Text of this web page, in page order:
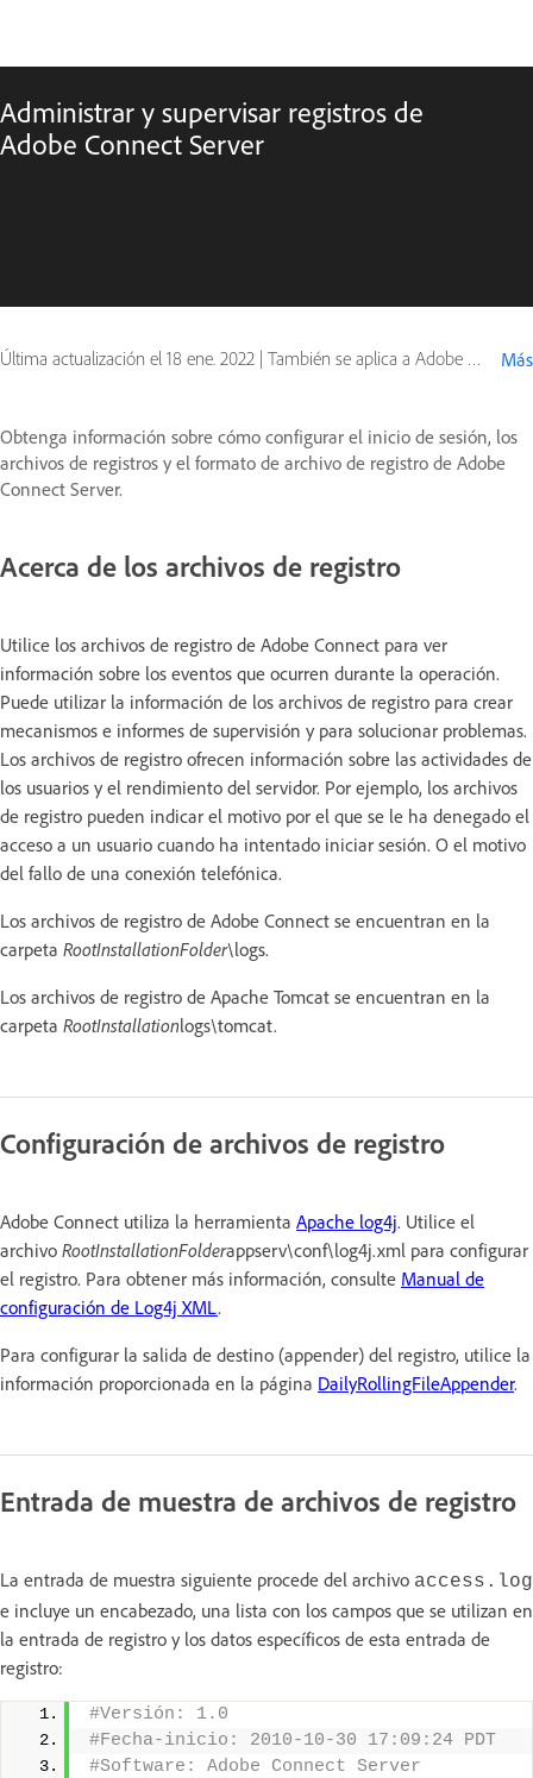
Administrar y supervisar registros de
Adobe Connect Server
Última actualización el 18 ene. 2022 | También se aplica a Adobe Connect 10, Adobe Connect 9 Más
Obtenga información sobre cómo configurar el inicio de sesión, los
archivos de registros y el formato de archivo de registro de Adobe
Connect Server.
Acerca de los archivos de registro
Utilice los archivos de registro de Adobe Connect para ver
información sobre los eventos que ocurren durante la operación.
Puede utilizar la información de los archivos de registro para crear
mecanismos e informes de supervisión y para solucionar problemas.
Los archivos de registro ofrecen información sobre las actividades de
los usuarios y el rendimiento del servidor. Por ejemplo, los archivos
de registro pueden indicar el motivo por el que se le ha denegado el
acceso a un usuario cuando ha intentado iniciar sesión. O el motivo
del fallo de una conexión telefónica.
Los archivos de registro de Adobe Connect se encuentran en la
carpeta RootInstallationFolder\logs.
Los archivos de registro de Apache Tomcat se encuentran en la
carpeta RootInstallationlogs\tomcat.
Configuración de archivos de registro
Adobe Connect utiliza la herramienta Apache log4j. Utilice el
archivo RootInstallationFolderappserv\conf\log4j.xml para configurar
el registro. Para obtener más información, consulte Manual de
configuración de Log4j XML.
Para configurar la salida de destino (appender) del registro, utilice la
información proporcionada en la página DailyRollingFileAppender.
Entrada de muestra de archivos de registro
La entrada de muestra siguiente procede del archivo access.log
e incluye un encabezado, una lista con los campos que se utilizan en
la entrada de registro y los datos específicos de esta entrada de
registro:
#Versión: 1.0
#Fecha-inicio: 2010-10-30 17:09:24 PDT
#Software: Adobe Connect Server